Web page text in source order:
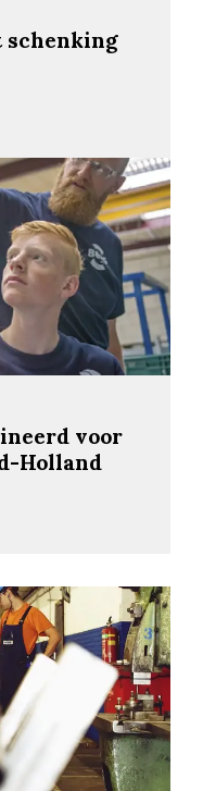
schenking
voor
Holland